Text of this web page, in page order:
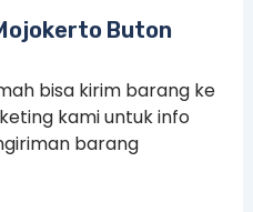
Buton
bisa kirim barang ke
kami untuk info
barang